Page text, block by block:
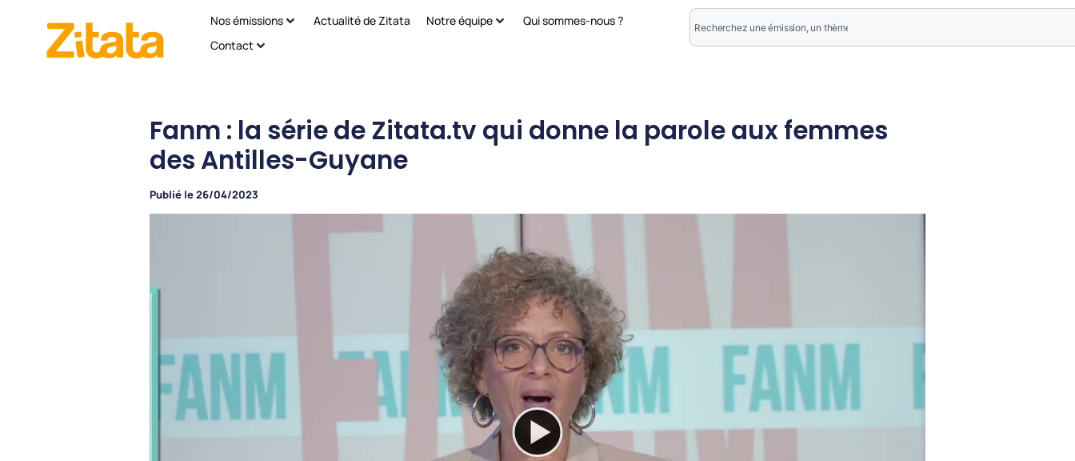
Nos émissions Actualité de Zitata Notre équipe
Qui sommes-nous ?
Contact
Fanm : la série de Zitata.tv qui donne la parole aux femmes
des Antilles-Guyane
Publié le26/04/2023